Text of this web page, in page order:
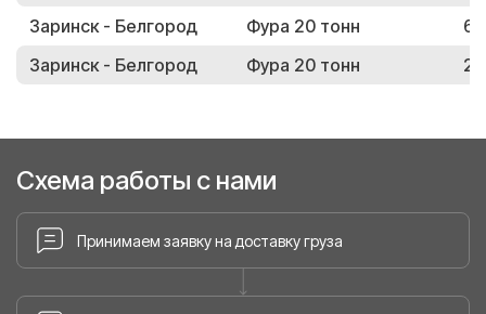
Заринск - Белгород Фура 20 тонн
Заринск - Белгород
Фура 20 тонн
Схема работы с нами
Принимаем заявку на доставку груза